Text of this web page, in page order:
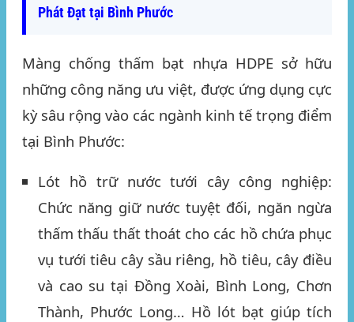
Phát Đạt tại Bình Phước
Màng chống thấm bạt nhựa HDPE sở hữu
những công năng ưu việt, được ứng dụng cực
kỳ sâu rộng vào các ngành kinh tế trọng điểm
tại Bình Phước:
Lót hồ trữ nước tưới cây công nghiệp:
Chức năng giữ nước tuyệt đối, ngăn ngừa
thấm thấu thất thoát cho các hồ chứa phục
vụ tưới tiêu cây sầu riêng, hồ tiêu, cây điều
và cao su tại Đồng Xoài, Bình Long, Chơn
Thành, Phước Long… Hồ lót bạt giúp tích